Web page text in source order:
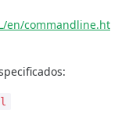
en/commandline.ht